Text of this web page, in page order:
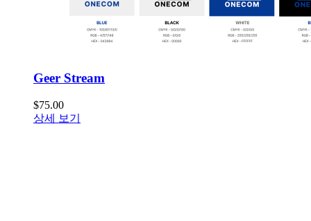
Geer Stream
$75.00
상세 보기